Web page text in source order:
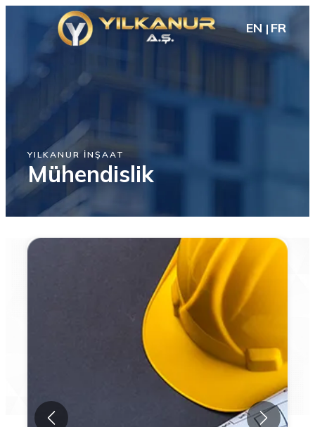
EN FR
YILKANUR İNŞAAT
Mühendislik